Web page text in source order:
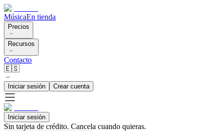
MúsicaEn tienda
Precios
Recursos
Contacto
🇪🇸
Iniciar sesión Crear cuenta
Iniciar sesión
Sin tarjeta de crédito. Cancela cuando quieras.